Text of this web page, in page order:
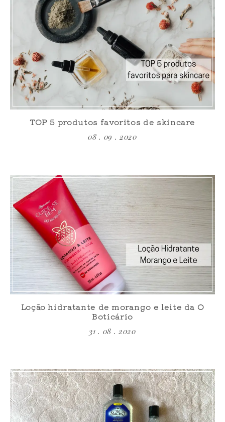
TOP 5 produtos favoritos de skincare
08 . 09 . 2020
Loção hidratante de morango e leite da O
Boticário
31 . 08 . 2020